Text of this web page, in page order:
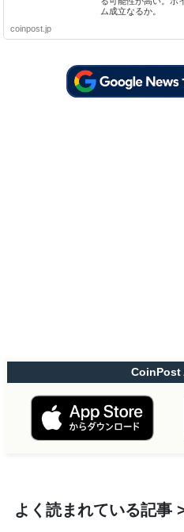
ム成立なるか。
coinpost.jp
CoinPost
よく読まれている記事